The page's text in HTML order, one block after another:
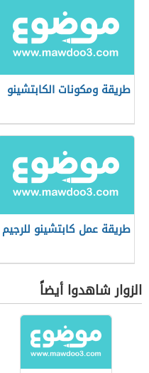
طريقة ومكونات الكابتشينو
طريقة عمل كابتشينو للرجيم
الزوار شاهدوا أيضاً